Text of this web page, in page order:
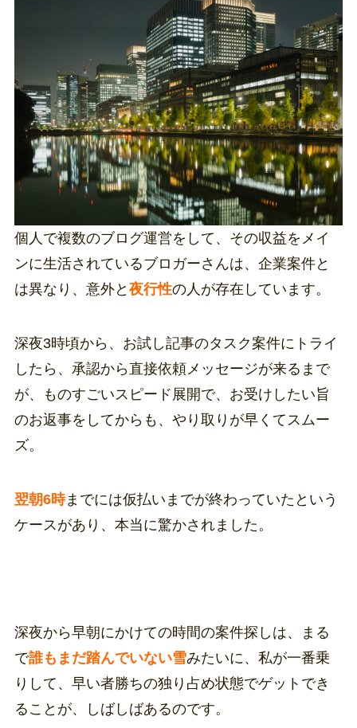
個人で複数のブログ運営をして、その収益をメイ
ンに生活されているブロガーさんは、企業案件と
は異なり、意外と 夜行性の人が存在しています。
深夜3時頃から、お試し記事のタスク案件にトライ
したら、承認から直接依頼メッセージが来るまで
が、ものすごいスピード展開で、お受けしたい旨
のお返事をしてからも、やり取りが早くてスムー
ズ。
翌朝6時までには仮払いまでが終わっていたという
ケースがあり、本当に驚かされました。
深夜から早朝にかけての時間の案件探しは、まる
で誰もまだ踏んでいない雪みたいに、私が一番乗
りして、早い者勝ちの独り占め状態でゲットでき
ることが、しばしばあるのです。